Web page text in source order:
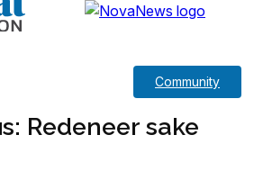
Community
Redeneer sake